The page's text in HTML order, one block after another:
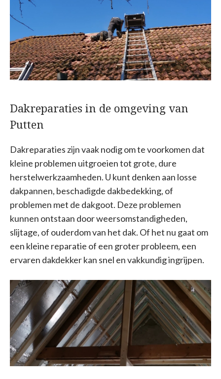
Dakreparaties in de omgeving van
Putten
Dakreparaties zijn vaak nodig om te voorkomen dat
kleine problemen uitgroeien tot grote, dure
herstelwerkzaamheden. U kunt denken aan losse
dakpannen, beschadigde dakbedekking, of
problemen met de dakgoot. Deze problemen
kunnen ontstaan door weersomstandigheden,
slijtage, of ouderdom van het dak. Of het nu gaat om
een kleine reparatie of een groter probleem, een
ervaren dakdekker kan snel en vakkundig ingrijpen.